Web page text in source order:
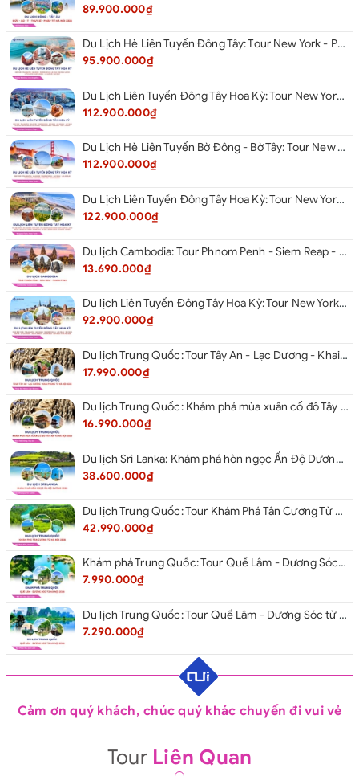
89.900.000₫
Du Lịch Hè Liên Tuyến Đông Tây: Tour New York - Philadelphia - Delaware - Washington Dc - Las Vegas - Red Rock Canyon - Little Saigon - Santa Monica - Los Angeles - San Diego Từ Hà Nội 2026
95.900.000₫
Du Lịch Liên Tuyến Đông Tây Hoa Kỳ: Tour New York - Philadelphia - Delaware - Washington Dc - San Diego - Los Angeles - Las Vegas - Antelope Canyon (Hẻm Núi Linh Dương) - Horseshoe Bend - Monument - Page - Phoenix Từ Hà Nội 2026
112.900.000₫
Du Lịch Hè Liên Tuyến Bờ Đông - Bờ Tây: Tour New York - Philadelphia - Delaware - Washington Dc - Las Vegas - Los Angeles - Hollywood - San Diego - San Jose - San Francisco - Từ Hà Nội 2026
112.900.000₫
Du Lịch Liên Tuyến Đông Tây Hoa Kỳ: Tour New York - Boston - New Hampshire - Artist’s Bluff - Echo Lake Kancamagus Highway - White Mountains - Albany - Buffalo - Niagara Falls Corning - Washington Dc - Las Vegas - Red Rock Canyon - Los Angeles - San Diego Từ Hà Nội 2026
122.900.000₫
Du lịch Cambodia: Tour Phnom Penh - Siem Reap - Phnom Penh
13.690.000₫
Du lịch Liên Tuyến Đông Tây Hoa Kỳ: Tour New York - Philadelphia - Delaware - Washington D.C - Las Vegas - Red rock Canyon - Little Saigon - Santa Monica - Los Angeles - San Diego từ Hà Nội 2026
92.900.000₫
Du lịch Trung Quốc: Tour Tây An - Lạc Dương - Khai Phong từ Hà Nội 2026
17.990.000₫
Du lịch Trung Quốc: Khám phá mùa xuân cố đô Tây An từ Hà Nội 2026
16.990.000₫
Du lịch Sri Lanka: Khám phá hòn ngọc Ấn Độ Dương 2026
38.600.000₫
Du lịch Trung Quốc: Tour Khám Phá Tân Cương Từ Hà Nội 2026
42.990.000₫
Khám phá Trung Quốc: Tour Quế Lâm - Dương Sóc từ Hà Nội 2026
7.990.000₫
Du lịch Trung Quốc: Tour Quế Lâm - Dương Sóc từ Hà Nội 2026
7.290.000₫
Cảm ơn quý khách, chúc quý khác chuyến đi vui vẻ
Tour Liên Quan